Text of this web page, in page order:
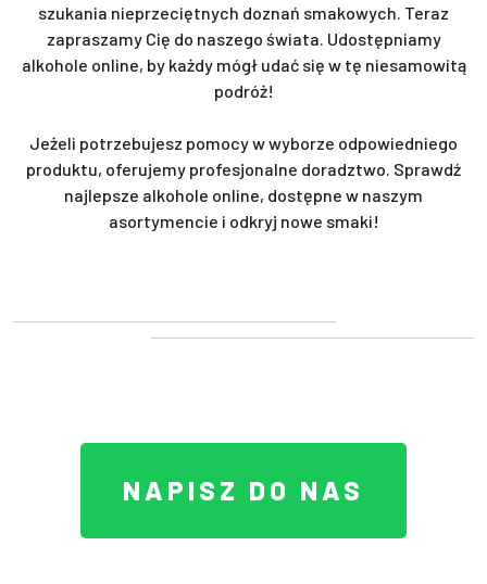
szukania nieprzeciętnych doznań smakowych. Teraz
zapraszamy Cię do naszego świata. Udostępniamy
alkohole online, by każdy mógł udać się w tę niesamowitą
podróż!
Jeżeli potrzebujesz pomocy w wyborze odpowiedniego
produktu, oferujemy profesjonalne doradztwo. Sprawdź
najlepsze alkohole online, dostępne w naszym
asortymencie i odkryj nowe smaki!
NAPISZ DO NAS